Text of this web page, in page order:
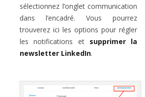
sélectionnez l’onglet communication
dans l’encadré. Vous pourrez
trouverez ici les options pour régler
les notifications et supprimer la
newsletter LinkedIn.